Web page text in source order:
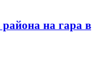
на гара в